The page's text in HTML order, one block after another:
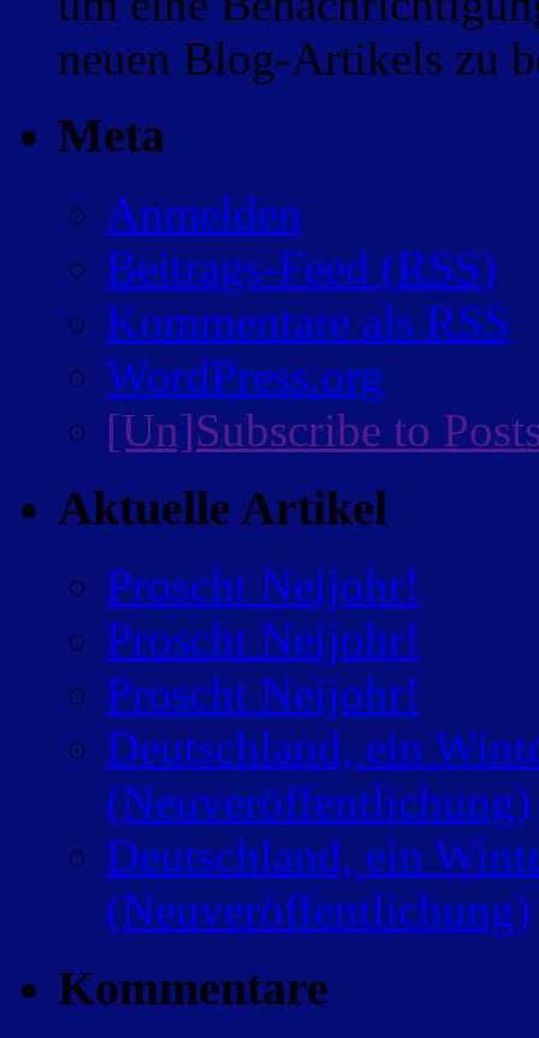
neuen Blog-Artikels zu
Meta
Anmelden
Beitrags-Feed (RSS)
Kommentare als RSS
WordPress.org
[Un]Subscribe to
Aktuelle Artikel
Proscht Neijohr!
Proscht Neijohr!
Proscht Neijohr!
Deutschland, ein
(Neuveröffentlichung)
Deutschland, ein
(Neuveröffentlichung)
Kommentare